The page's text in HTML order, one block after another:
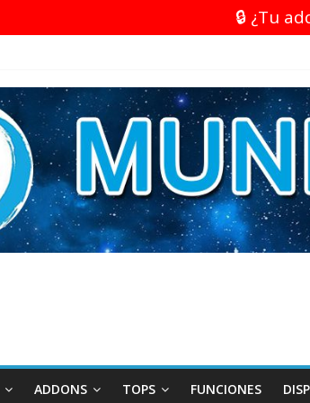
🔒 ¿Tu
ADDONS TOPS FUNCIONES